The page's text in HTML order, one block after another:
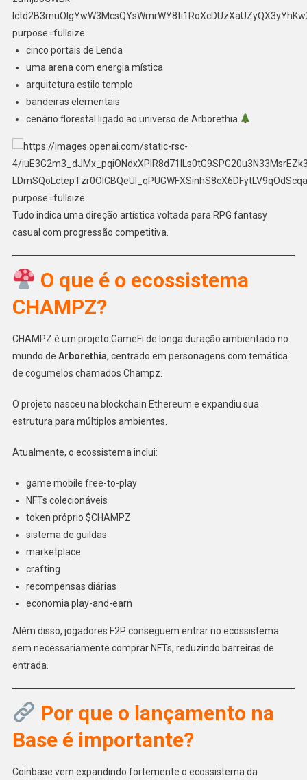
cinco portais de Lenda
uma arena com energia mística
arquitetura estilo templo
bandeiras elementais
cenário florestal ligado ao universo de Arborethia
Tudo indica uma direção artística voltada para RPG fantasy
casual com progressão competitiva.
O que é o ecossistema
CHAMPZ?
CHAMPZ é um projeto GameFi de longa duração ambientado no
mundo de Arborethia, centrado em personagens com temática
de cogumelos chamados Champz.
O projeto nasceu na blockchain Ethereum e expandiu sua
estrutura para múltiplos ambientes.
Atualmente, o ecossistema inclui:
game mobile free-to-play
NFTs colecionáveis
token próprio $CHAMPZ
sistema de guildas
marketplace
crafting
recompensas diárias
economia play-and-earn
Além disso, jogadores F2P conseguem entrar no ecossistema
sem necessariamente comprar NFTs, reduzindo barreiras de
entrada.
Por que o lançamento na
Base é importante?
Coinbase vem expandindo fortemente o ecossistema da